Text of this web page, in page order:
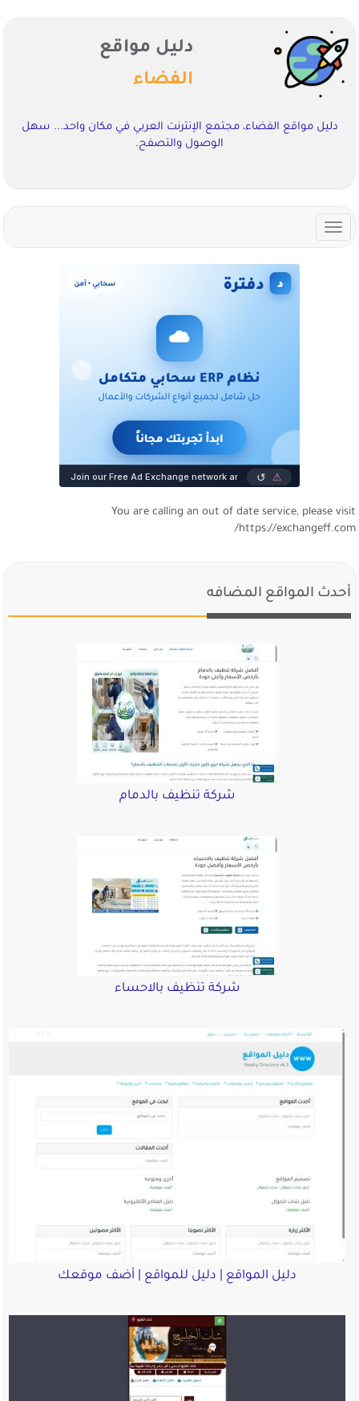
دليل مواقع
الفضاء
دليل مواقع الفضاء، مجتمع الإنترنت العربي في مكان واحد... سهل
الوصول والتصفح.
Toggle
navigation
You are calling an out of date service, please visit
https://exchangeff.com/
أحدث المواقع المضافه
شركة تنظيف بالدمام
شركة تنظيف بالاحساء
دليل المواقع | دليل للمواقع | أضف موقعك